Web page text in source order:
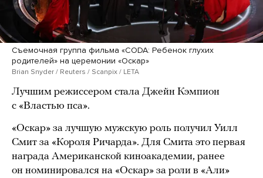
Съемочная группа фильма «CODA: Ребенок глухих
родителей» на церемонии «Оскар»
Brian Snyder / Reuters / Scanpix / LETA
Лучшим режиссером стала Джейн Кэмпион
с «Властью пса».
«Оскар» за лучшую мужскую роль получил Уилл
Смит за «Короля Ричарда». Для Смита это первая
награда Американской киноакадемии, ранее
он номинировался на «Оскар» за роли в «Али»